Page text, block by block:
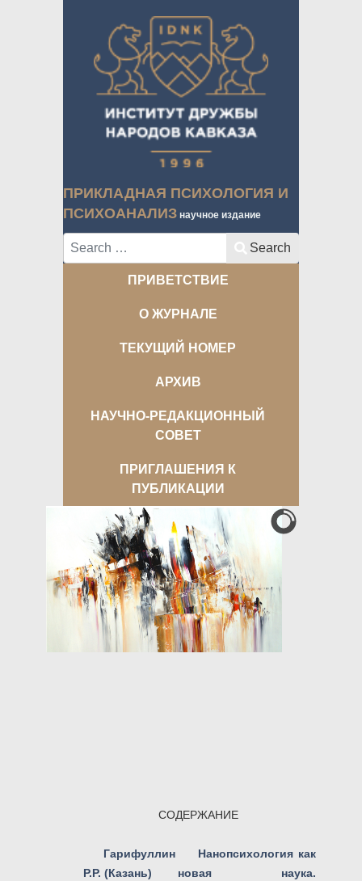
ПРИКЛАДНАЯ ПСИХОЛОГИЯ И
ПСИХОАНАЛИЗ научное издание
Search Search
ПРИВЕТСТВИЕ
О ЖУРНАЛЕ
ТЕКУЩИЙ НОМЕР
АРХИВ
НАУЧНО-РЕДАКЦИОННЫЙ
СОВЕТ
ПРИГЛАШЕНИЯ К
ПУБЛИКАЦИИ
СОДЕРЖАНИЕ
Гарифуллин
Р.Р. (Казань)
Нанопсихология как
новая наука.